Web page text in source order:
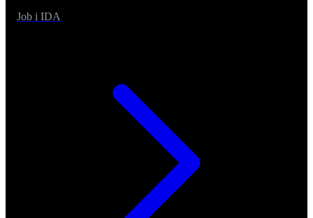
Job i IDA